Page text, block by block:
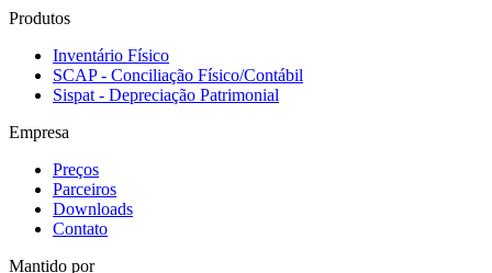
Produtos
Inventário Físico
SCAP - Conciliação Físico/Contábil
Sispat - Depreciação Patrimonial
Empresa
Preços
Parceiros
Downloads
Contato
Mantido por